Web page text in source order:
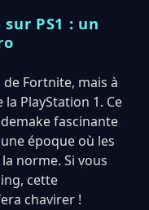
PS1 : un
Fortnite, mais à
PlayStation 1. Ce
fascinante
époque où les
norme. Si vous
cette
chavirer !